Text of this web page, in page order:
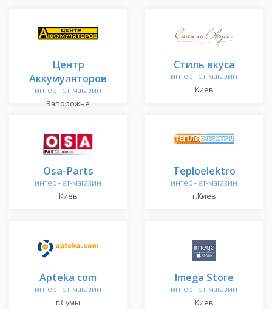
Центр
Аккумуляторов
интернет-магазин
Запорожье
Стиль вкуса
интернет-магазин
Киев
Osa-Parts
интернет-магазин
Киев
Teploelektro
интернет-магазин
г.Киев
Apteka com
интернет-магазин
г.Сумы
Imega Store
интернет-магазин
Киев